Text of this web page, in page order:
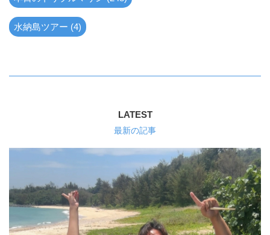
水納島ツアー (4)
LATEST
最新の記事